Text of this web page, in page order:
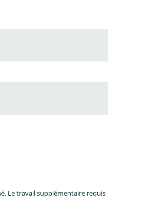
Le travail supplémentaire requis